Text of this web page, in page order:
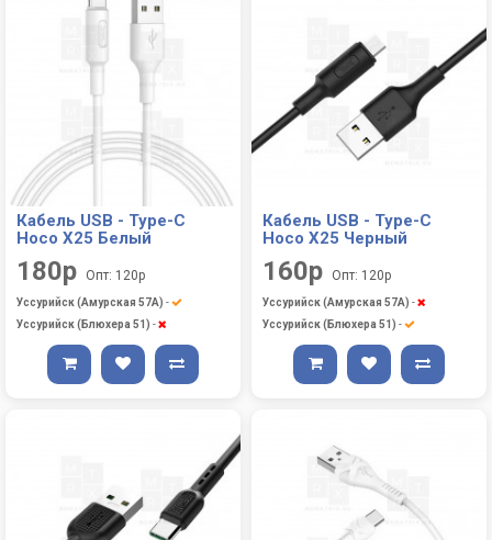
Кабель USB - Type-C
Hoco X25 Белый
180р Опт: 120р
Уссурийск (Амурская 57А) -
Уссурийск (Блюхера 51) -
Кабель USB - Type-C
Hoco X25 Черный
160р Опт: 120р
Уссурийск (Амурская 57А) -
Уссурийск (Блюхера 51) -